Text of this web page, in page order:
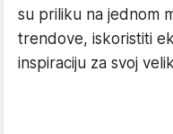
su priliku na jednom
trendove, iskoristiti
inspiraciju za svoj